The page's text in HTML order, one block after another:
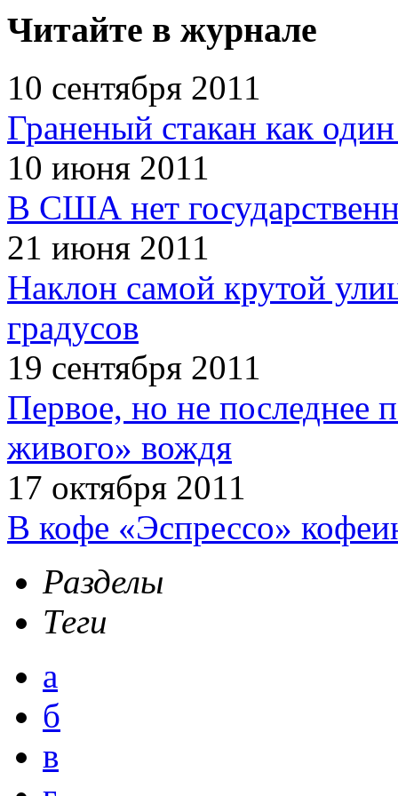
Читайте в журнале
10 сентября 2011
Граненый стакан как
10 июня 2011
В США нет
21 июня 2011
Наклон самой крутой
градусов
19 сентября 2011
Первое, но не последнее
живого» вождя
17 октября 2011
В кофе «Эспрессо»
Разделы
Теги
а
б
в